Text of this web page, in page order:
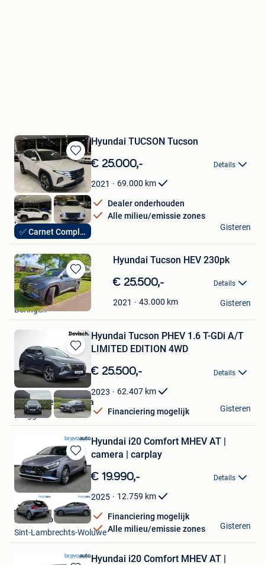
Bewaren
in
Mijn
Favorieten
✅ Carnet Complet
Hyundai TUCSON Tucson
€ 25.000,- Details
2021 69.000 km
Dealer onderhouden
Alle milieu/emissie zones
Hak Auto
Lendelede
Gisteren
Bewaren
in
Mijn
Favorieten
Hyundai Tucson HEV 230pk
€ 25.500,- Details
2021 43.000 km
steffenaerts
Beringen
Gisteren
Bewaren
in
Mijn
Favorieten
Hyundai Tucson PHEV 1.6 T-GDi A/T
LIMITED EDITION 4WD
€ 25.500,- Details
2023 62.407 km
Financiering mogelijk
Garage Devisch Bvba
Brugge
Gisteren
Bewaren
in
Mijn
Favorieten
Hyundai i20 Comfort MHEV AT |
camera | carplay
€ 19.990,- Details
2025 12.759 km
Financiering mogelijk
Alle milieu/emissie zones
Bravoauto Woluwe
Sint-Lambrechts-Woluwe
Gisteren
Hyundai i20 Comfort MHEV AT |